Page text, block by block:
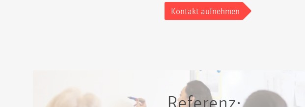
Kontakt aufnehmen
Referenz: